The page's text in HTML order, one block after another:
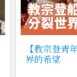
【教宗登青
界的希望